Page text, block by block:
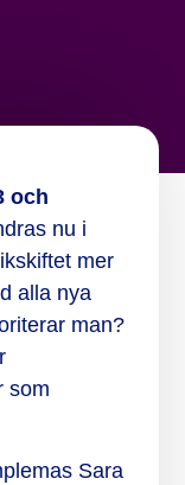
och
nu i
mer
alla nya
man?
som
Sara